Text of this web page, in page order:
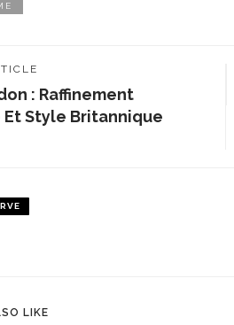
: Raffinement
Style Britannique
LIKE